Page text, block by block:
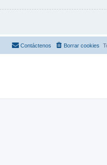
Borrar cookies
Contáctenos